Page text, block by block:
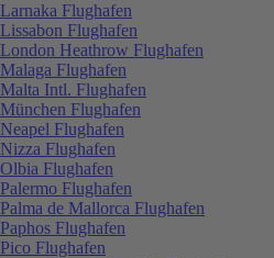
Larnaka Flughafen
Lissabon Flughafen
London Heathrow Flughafen
Malaga Flughafen
Malta Intl. Flughafen
München Flughafen
Neapel Flughafen
Nizza Flughafen
Olbia Flughafen
Palermo Flughafen
Palma de Mallorca Flughafen
Paphos Flughafen
Pico Flughafen